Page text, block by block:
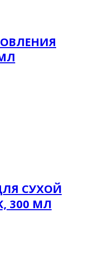
СУХОЙ
300 МЛ